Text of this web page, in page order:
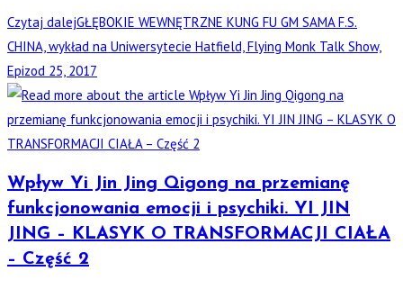
Czytaj dalejGŁĘBOKIE WEWNĘTRZNE KUNG FU GM SAMA F.S.
CHINA, wykład na Uniwersytecie Hatfield, Flying Monk Talk Show,
Epizod 25, 2017
Wpływ Yi Jin Jing Qigong na przemianę
funkcjonowania emocji i psychiki. YI JIN
JING – KLASYK O TRANSFORMACJI CIAŁA
– Część 2